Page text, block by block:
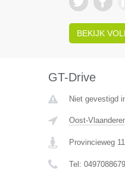
BEKIJK
GT-Drive
Niet gevestigd
Oost-
Provincieweg
Tel: 0497088679